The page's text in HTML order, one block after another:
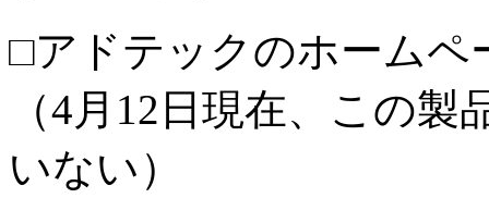
□アドテックのホームペ
（4月12日現在、この
いない）